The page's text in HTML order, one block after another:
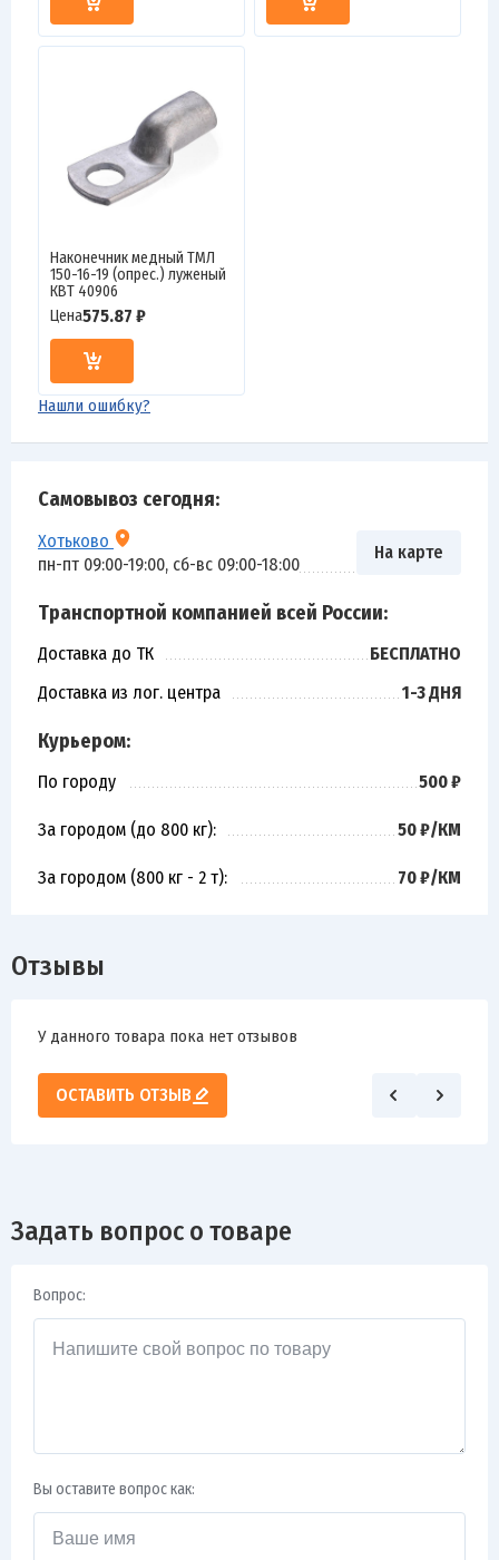
Самовывоз сегодня:
Хотьково
пн-пт 09:00-19:00, сб-вс 09:00-18:00
На карте
Транспортной компанией всей России:
Доставка до ТК
БЕСПЛАТНО
Доставка из лог. центра
1-3 ДНЯ
Курьером:
По городу 500 ₽
За городом (до 800 кг): 50 ₽/КМ
За городом (800 кг - 2 т): 70 ₽/КМ
Наконечник медный ТМЛ
150-16-19 (опрес.) луженый
КВТ 40906
Цена575.87 ₽
Нашли ошибку?
Отзывы
У данного товара пока нет отзывов
ОСТАВИТЬ ОТЗЫВ
Задать вопрос о товаре
Вопрос:
Вы оставите вопрос как: